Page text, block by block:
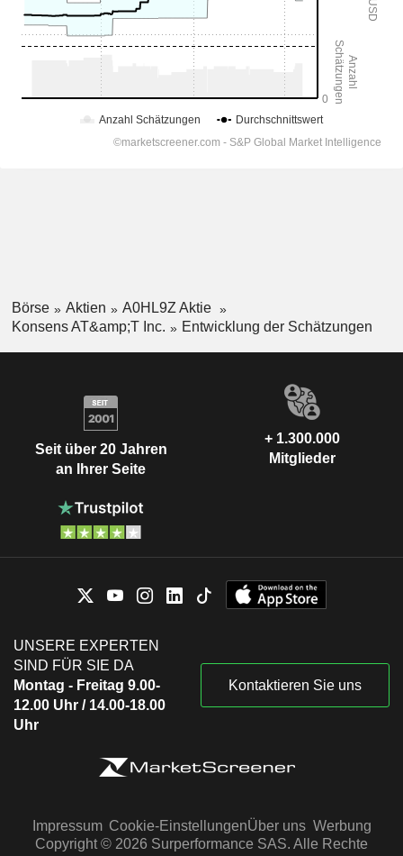
Börse Aktien
A0HL9Z Aktie
Konsens AT&amp;T Inc.
Entwicklung der Schätzungen
Seit über 20 Jahren
an Ihrer Seite
+ 1.300.000
Mitglieder
UNSERE EXPERTEN
SIND FÜR SIE DA
Montag - Freitag 9.00-
12.00 Uhr / 14.00-18.00
Uhr
Kontaktieren Sie uns
Impressum Cookie-EinstellungenÜber uns Werbung
Copyright © 2026 Surperformance SAS. Alle Rechte